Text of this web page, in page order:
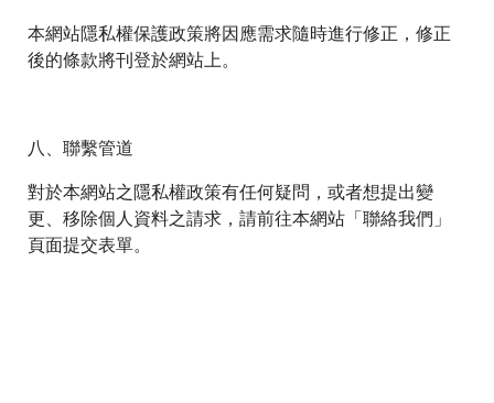
本網站隱私權保護政策將因應需求隨時進行修正，修正
後的條款將刊登於網站上。
八、聯繫管道
對於本網站之隱私權政策有任何疑問，或者想提出變
更、移除個人資料之請求，請前往本網站「聯絡我們」
頁面提交表單。